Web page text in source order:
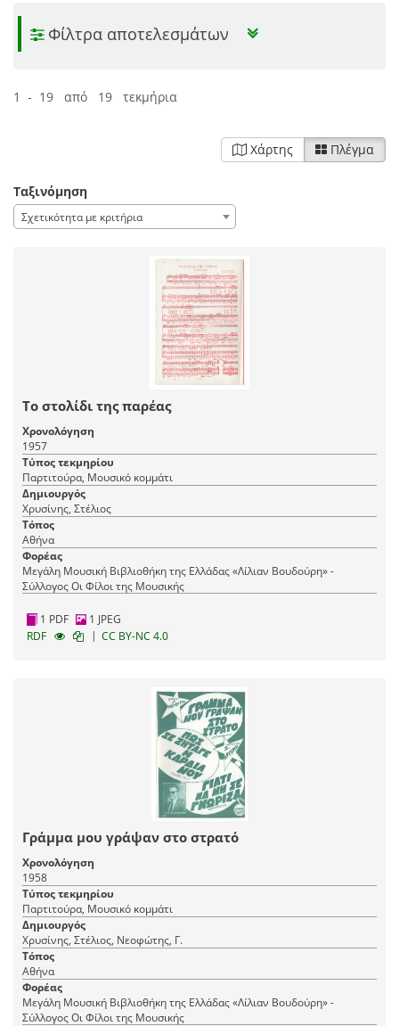
Φίλτρα αποτελεσμάτων
1 - 19 από 19 τεκμήρια
Χάρτης Πλέγμα
Ταξινόμηση
Σχετικότητα με κριτήρια
Το στολίδι της παρέας
Χρονολόγηση
1957
Τύπος τεκμηρίου
Παρτιτούρα, Μουσικό κομμάτι
Δημιουργός
Χρυσίνης, Στέλιος
Τόπος
Αθήνα
Φορέας
Μεγάλη Μουσική Βιβλιοθήκη της Ελλάδας «Λίλιαν Βουδούρη» -
Σύλλογος Οι Φίλοι της Μουσικής
1 PDF
1 JPEG
RDF
| CC BY-NC 4.0
Γράμμα μου γράψαν στο στρατό
Χρονολόγηση
1958
Τύπος τεκμηρίου
Παρτιτούρα, Μουσικό κομμάτι
Δημιουργός
Χρυσίνης, Στέλιος, Νεοφώτης, Γ.
Τόπος
Αθήνα
Φορέας
Μεγάλη Μουσική Βιβλιοθήκη της Ελλάδας «Λίλιαν Βουδούρη» -
Σύλλογος Οι Φίλοι της Μουσικής